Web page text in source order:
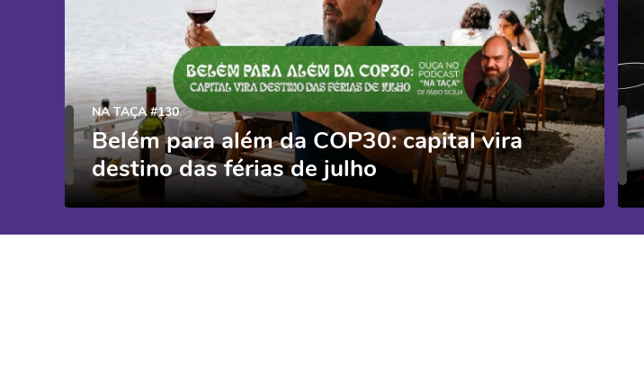
NA TAÇA #130
Belém para além da COP30: capital vira
destino das férias de julho